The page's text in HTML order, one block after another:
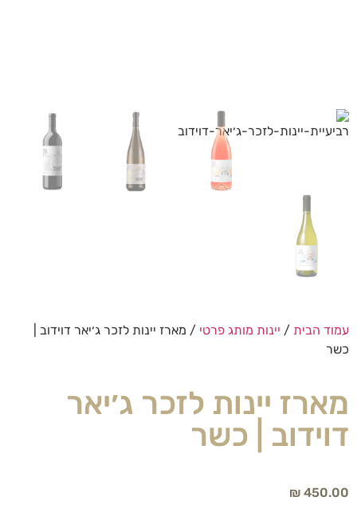
עמוד הבית / יינות מותג פרטי / מארז יינות לזכר ג׳יאר דוידוב |
כשר
מארז יינות לזכר ג׳יאר
דוידוב | כשר
₪ 450.00